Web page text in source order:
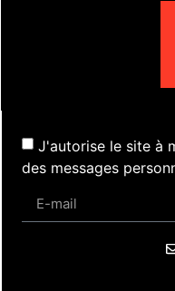
J'autorise le site à
des messages